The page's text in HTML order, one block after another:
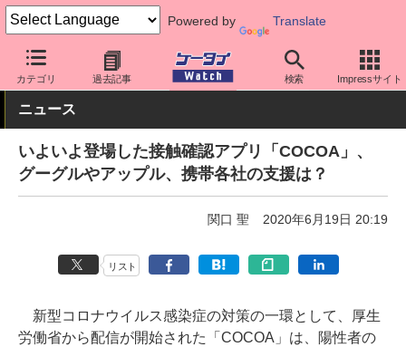
Powered by Translate
カテゴリ 過去記事 検索 Impressサイト
ケータイ Watch アプリ・サービス 災害・防災
ニュース
いよいよ登場した接触確認アプリ「COCOA」、
グーグルやアップル、携帯各社の支援は？
関口 聖 2020年6月19日 20:19
リスト
新型コロナウイルス感染症の対策の一環として、厚生
労働省から配信が開始された「COCOA」は、陽性者の